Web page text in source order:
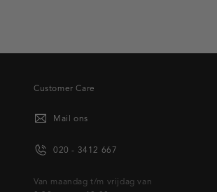
Customer Care
Mail ons
020 - 3412 667
Van maandag t/m vrijdag van